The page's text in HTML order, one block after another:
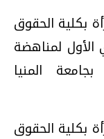
بكلية الحقوق
للمنتدي الأول لمناهضة
المنيا
بكلية الحقوق